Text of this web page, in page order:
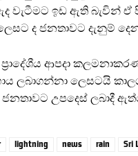
වැටීමට ඉඩ ඇති බැවින් ඒ
ද ජනතාවට දැනුම්
ආපදා
ලබාගන්නා ලෙසටයි
උපදෙස් ලබාදී
lightning news rain
Sri